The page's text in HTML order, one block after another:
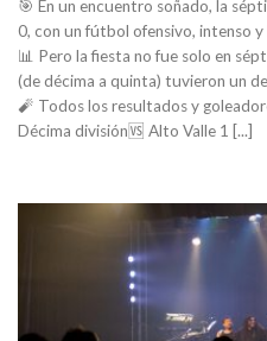
🎯 En un encuentro soñado, la
0, con un fútbol ofensivo, intenso y
📊 Pero la fiesta no fue solo en
(de décima a quinta) tuvieron un
🧨 Todos los resultados y
Décima división🆚 Alto Valle 1 [...]